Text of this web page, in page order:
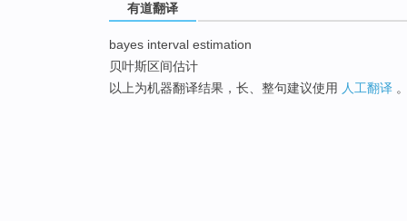
有道翻译
bayes interval estimation
贝叶斯区间估计
以上为机器翻译结果，长、整句建议使用 人工翻译